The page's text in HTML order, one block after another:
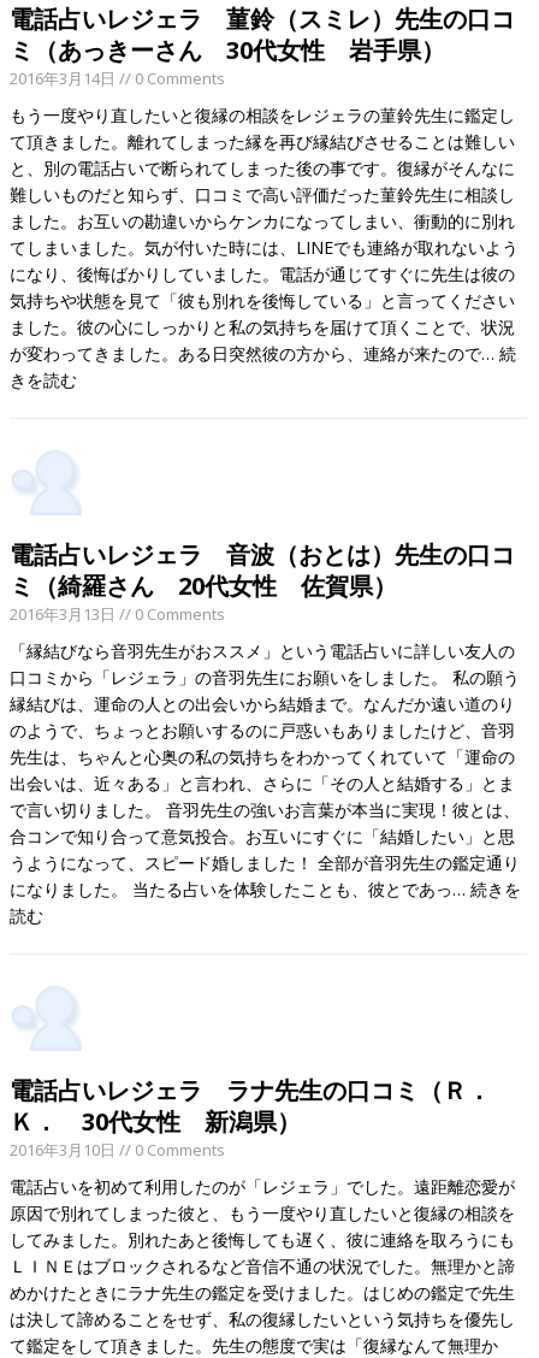
電話占いレジェラ 菫鈴（スミレ）先生の口コ
ミ（あっきーさん 30代女性 岩手県）
2016年3月14日 // 0 Comments
もう一度やり直したいと復縁の相談をレジェラの菫鈴先生に鑑定し
て頂きました。離れてしまった縁を再び縁結びさせることは難しい
と、別の電話占いで断られてしまった後の事です。復縁がそんなに
難しいものだと知らず、口コミで高い評価だった菫鈴先生に相談し
ました。お互いの勘違いからケンカになってしまい、衝動的に別れ
てしまいました。気が付いた時には、LINEでも連絡が取れないよう
になり、後悔ばかりしていました。電話が通じてすぐに先生は彼の
気持ちや状態を見て「彼も別れを後悔している」と言ってください
ました。彼の心にしっかりと私の気持ちを届けて頂くことで、状況
が変わってきました。ある日突然彼の方から、連絡が来たので…続
きを読む
電話占いレジェラ 音波（おとは）先生の口コ
ミ（綺羅さん 20代女性 佐賀県）
2016年3月13日 // 0 Comments
「縁結びなら音羽先生がおススメ」という電話占いに詳しい友人の
口コミから「レジェラ」の音羽先生にお願いをしました。 私の願う
縁結びは、運命の人との出会いから結婚まで。なんだか遠い道のり
のようで、ちょっとお願いするのに戸惑いもありましたけど、音羽
先生は、ちゃんと心奥の私の気持ちをわかってくれていて「運命の
出会いは、近々ある」と言われ、さらに「その人と結婚する」とま
で言い切りました。 音羽先生の強いお言葉が本当に実現！彼とは、
合コンで知り合って意気投合。お互いにすぐに「結婚したい」と思
うようになって、スピード婚しました！ 全部が音羽先生の鑑定通り
になりました。 当たる占いを体験したことも、彼とであっ…続きを
読む
電話占いレジェラ ラナ先生の口コミ（Ｒ．
Ｋ． 30代女性 新潟県）
2016年3月10日 // 0 Comments
電話占いを初めて利用したのが「レジェラ」でした。遠距離恋愛が
原因で別れてしまった彼と、もう一度やり直したいと復縁の相談を
してみました。別れたあと後悔しても遅く、彼に連絡を取ろうにも
ＬＩＮＥはブロックされるなど音信不通の状況でした。無理かと諦
めかけたときにラナ先生の鑑定を受けました。はじめの鑑定で先生
は決して諦めることをせず、私の復縁したいという気持ちを優先し
て鑑定をして頂きました。先生の態度で実は「復縁なんて無理か